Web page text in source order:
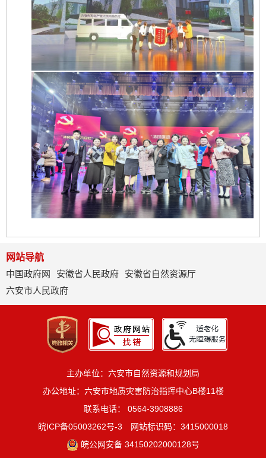
网站导航
中国政府网
安徽省人民政府
安徽省自然资源厅
六安市人民政府
主办单位：六安市自然资源和规划局
办公地址：六安市地质灾害防治指挥中心B楼11楼
联系电话： 0564-3908886
皖ICP备05003262号-3
网站标识码：3415000018
皖公网安备 34150202000128号